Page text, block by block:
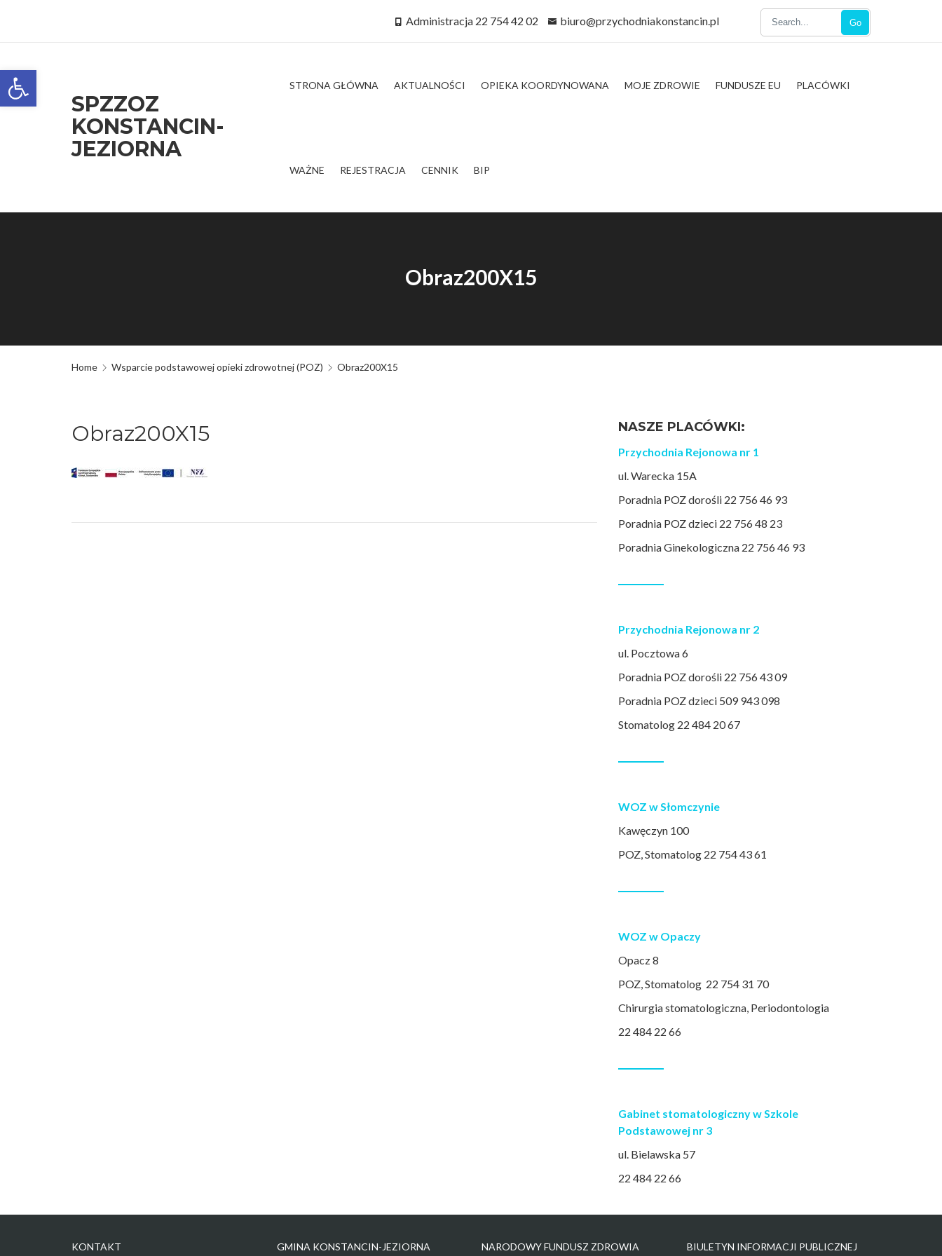
Open toolbar
Go
Administracja 22 754 42 02 biuro@przychodniakonstancin.pl
SPZZOZ
KONSTANCIN-
JEZIORNA
STRONA GŁÓWNA AKTUALNOŚCI OPIEKA KOORDYNOWANA MOJE ZDROWIE FUNDUSZE EU PLACÓWKI
WAŻNE REJESTRACJA CENNIK BIP
Obraz200X15
Home Wsparcie podstawowej opieki zdrowotnej (POZ) Obraz200X15
Obraz200X15 NASZE PLACÓWKI:
Przychodnia Rejonowa nr 1
ul. Warecka 15A
Poradnia POZ dorośli 22 756 46 93
Poradnia POZ dzieci 22 756 48 23
Poradnia Ginekologiczna 22 756 46 93
Przychodnia Rejonowa nr 2
ul. Pocztowa 6
Poradnia POZ dorośli 22 756 43 09
Poradnia POZ dzieci 509 943 098
Stomatolog 22 484 20 67
WOZ w Słomczynie
Kawęczyn 100
POZ, Stomatolog 22 754 43 61
WOZ w Opaczy
Opacz 8
POZ, Stomatolog 22 754 31 70
Chirurgia stomatologiczna, Periodontologia
22 484 22 66
Gabinet stomatologiczny w Szkole
Podstawowej nr 3
ul. Bielawska 57
22 484 22 66
KONTAKT GMINA KONSTANCIN-JEZIORNA NARODOWY FUNDUSZ ZDROWIA BIULETYN INFORMACJI PUBLICZNEJ